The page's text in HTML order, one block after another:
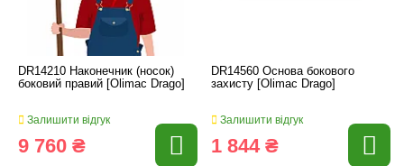
DR14210 Наконечник (носок)
боковий правий [Olimac Drago]
Залишити відгук
9 760 ₴
DR14560 Основа бокового
захисту [Olimac Drago]
Залишити відгук
1 844 ₴